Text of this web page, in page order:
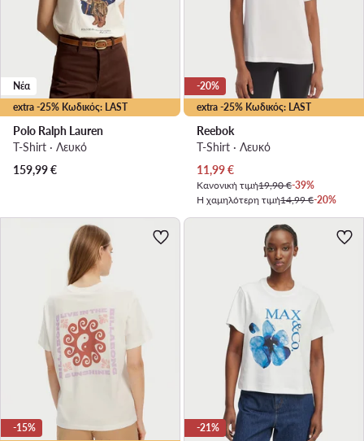
extra -25% Κωδικός: LAST
Νέα
Polo Ralph Lauren
T-Shirt · Λευκό
159,99€
extra -25% Κωδικός: LAST
-20%
Reebok
T-Shirt · Λευκό
Τρέχουσα τιμή
11,99€
Κανονική τιμή19,90 €-39%
Η χαμηλότερη τιμή14,99 €-20%
-15% -21%